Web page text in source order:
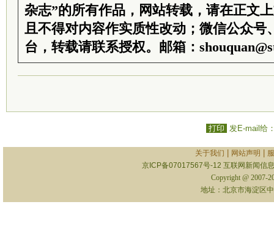
杂志”的所有作品，网站转载，请在正文
且不得对内容作实质性改动；微信公众号
台，转载请联系授权。邮箱：
打印 发E-mail给
关于我们 网站声明
京ICP备07017567号-12 互联网新闻信
Copyright @ 2007-
地址：北京市海淀区